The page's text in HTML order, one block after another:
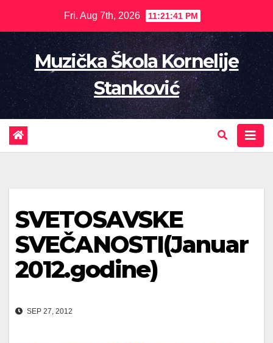
content
Fri. Aug 7th, 2026 11:21:42 PM
Muzička Škola Kornelije
Stanković
SVETOSAVSKE
SVEČANOSTI(Januar
2012.godine)
SEP 27, 2012